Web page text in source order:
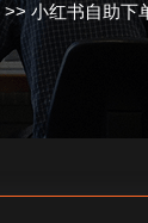
>> 小红书自助下